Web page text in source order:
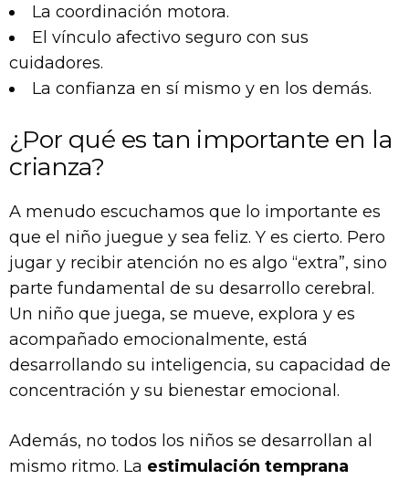
La coordinación motora.
El vínculo afectivo seguro con sus
cuidadores.
La confianza en sí mismo y en los demás.
¿Por qué es tan importante en la
crianza?
A menudo escuchamos que lo importante es
que el niño juegue y sea feliz. Y es cierto. Pero
jugar y recibir atención no es algo “extra”, sino
parte fundamental de su desarrollo cerebral.
Un niño que juega, se mueve, explora y es
acompañado emocionalmente, está
desarrollando su inteligencia, su capacidad de
concentración y su bienestar emocional.
Además, no todos los niños se desarrollan al
mismo ritmo. La estimulación temprana